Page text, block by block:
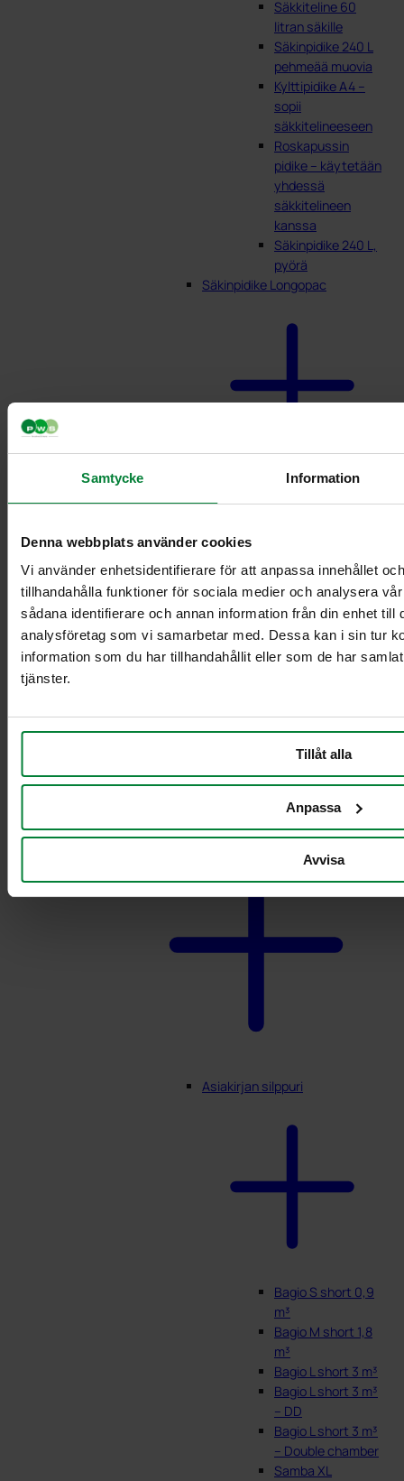
Samtycke Information
Denna webbplats använder cookies
Vi använder enhetsidentifierare för att anpassa innehållet
tillhandahålla funktioner för sociala medier och analysera
sådana identifierare och annan information från din enhet
analysföretag som vi samarbetar med. Dessa kan i sin tur
information som du har tillhandahållit eller som de har
tjänster.
Tillåt alla
Anpassa
Avvisa
Säkkiteline 60
litran säkille
Säkinpidike 240 L
pehmeää muovia
Kylttipidike A4 –
sopii
säkkitelineeseen
Roskapussin
pidike – käytetään
yhdessä
säkkitelineen
kanssa
Säkinpidike 240 L,
pyörä
Säkinpidike Longopac
Levy Bio-kasetin
mini-telineeseen
Säkinpidike Midi
Dynamic FZB
Säkinpidike Midi
Dynamic FZB
Säkinpidike Mini
FZB
Lisävarusteet jätekäsittely sisätiloissa
Asiakirjan silppuri
Bagio S short 0,9
m³
Bagio M short 1,8
m³
Bagio L short 3 m³
Bagio L short 3 m³
– DD
Bagio L short 3 m³
– Double chamber
Samba XL